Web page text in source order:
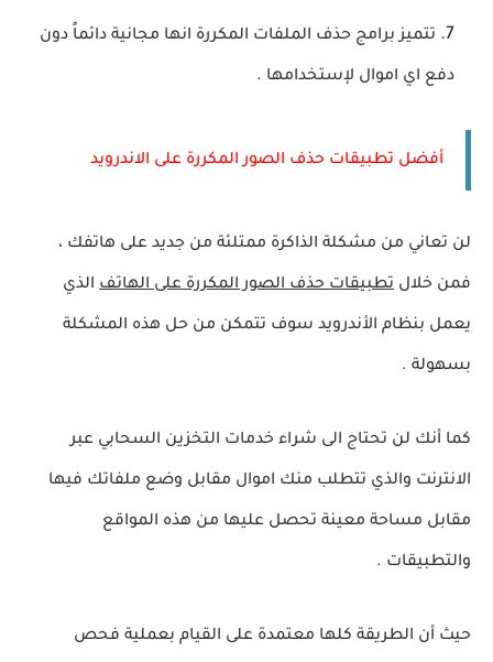
تتميز برامج حذف الملفات المكررة انها مجانية دائماً دون
دفع اي اموال لإستخدامها .
أفضل تطبيقات حذف الصور المكررة على الاندرويد
لن تعاني من مشكلة الذاكرة ممتلئة من جديد على هاتفك ،
فمن خلال تطبيقات حذف الصور المكررة على الهاتف الذي
يعمل بنظام الأندرويد سوف تتمكن من حل هذه المشكلة
بسهولة .
كما أنك لن تحتاج الى شراء خدمات التخزين السحابي عبر
الانترنت والذي تتطلب منك اموال مقابل وضع ملفاتك فيها
مقابل مساحة معينة تحصل عليها من هذه المواقع
والتطبيقات .
حيث أن الطريقة كلها معتمدة على القيام بعملية فحص